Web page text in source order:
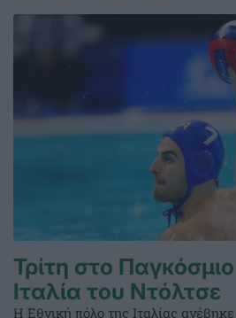
Τρίτη στο
Ιταλία του Ντόλτσε
Η Εθνική πόλο της Ιταλίας ανέβηκε